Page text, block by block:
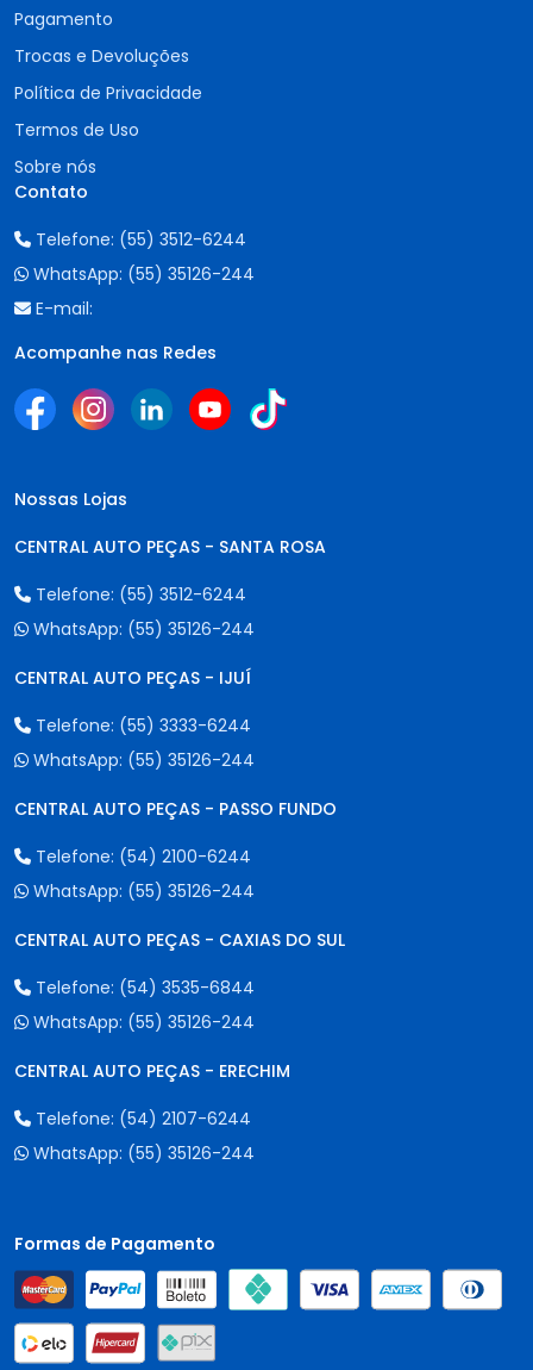
Pagamento
Trocas e Devoluções
Política de Privacidade
Termos de Uso
Sobre nós
Contato
Telefone: (55) 3512-6244
WhatsApp: (55) 35126-244
E-mail:
Acompanhe nas Redes
Nossas Lojas
CENTRAL AUTO PEÇAS - SANTA ROSA
Telefone: (55) 3512-6244
WhatsApp: (55) 35126-244
CENTRAL AUTO PEÇAS - IJUÍ
Telefone: (55) 3333-6244
WhatsApp: (55) 35126-244
CENTRAL AUTO PEÇAS - PASSO FUNDO
Telefone: (54) 2100-6244
WhatsApp: (55) 35126-244
CENTRAL AUTO PEÇAS - CAXIAS DO SUL
Telefone: (54) 3535-6844
WhatsApp: (55) 35126-244
CENTRAL AUTO PEÇAS - ERECHIM
Telefone: (54) 2107-6244
WhatsApp: (55) 35126-244
Formas de Pagamento